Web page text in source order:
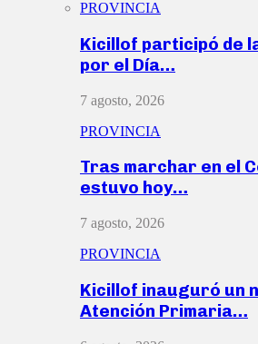
PROVINCIA
Kicillof participó de
por el Día…
7 agosto, 2026
PROVINCIA
Tras marchar en el
estuvo hoy…
7 agosto, 2026
PROVINCIA
Kicillof inauguró un
Atención Primaria…